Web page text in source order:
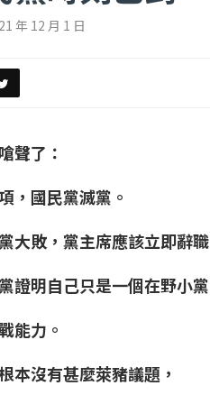
年 12 月 1 日
聲了：
，國民黨滅黨。
大敗，黨主席應該立即辭職
證明自己只是一個在野小黨
能力。
本沒有甚麼萊豬議題，